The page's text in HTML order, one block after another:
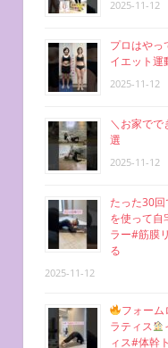
2025-11-12
プロはやっ
イエット
2025-11-12
＼お家でで
選
2025-11-12
たった30
を使って自
ラー#筋膜
る
2025-11-12
フォーム
ラティス
ィス#体幹